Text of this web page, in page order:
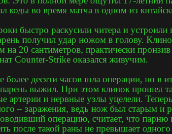
коды во время матча в одном из
быстро раскусили читера и устроили
получил удар ножом в голову.
на 20 сантиметров, практически пронзив
Counter-Strike оказался живучим.
более десяти часов шла операции, но в
парень выжил. При этом клинок прошел
артерии и нервные узлы уцелели.
– заражения, ведь нож был старым и
операцию, считает, что парню
после такой раны не превышает одного